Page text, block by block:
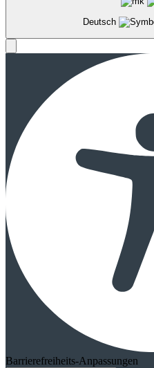
Deutsch
Barrierefreiheits-Anpassungen